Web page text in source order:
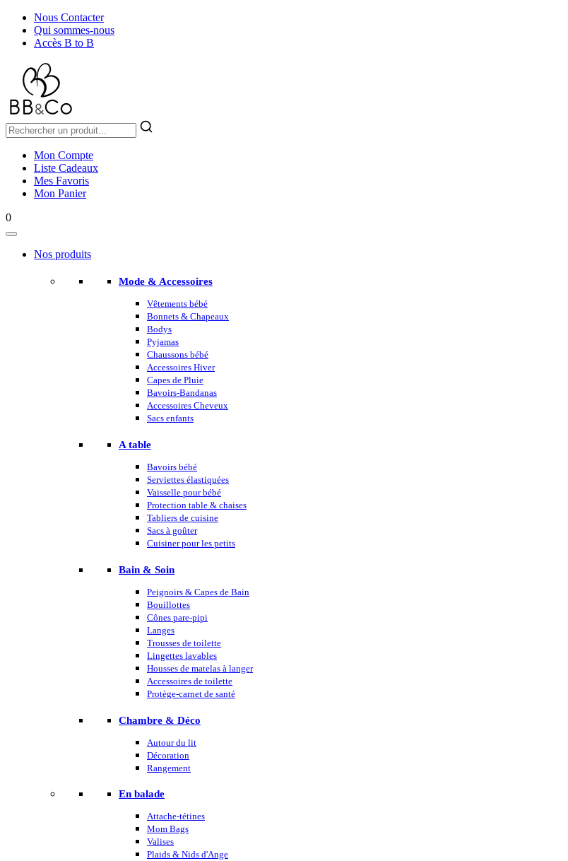
Nous Contacter
Qui sommes-nous
Accès B to B
Mon Compte
Liste Cadeaux
Mes Favoris
Mon Panier
0
Nos produits
Mode & Accessoires
Vêtements bébé
Bonnets & Chapeaux
Bodys
Pyjamas
Chaussons bébé
Accessoires Hiver
Capes de Pluie
Bavoirs-Bandanas
Accessoires Cheveux
Sacs enfants
A table
Bavoirs bébé
Serviettes élastiquées
Vaisselle pour bébé
Protection table & chaises
Tabliers de cuisine
Sacs à goûter
Cuisiner pour les petits
Bain & Soin
Peignoirs & Capes de Bain
Bouillottes
Cônes pare-pipi
Langes
Trousses de toilette
Lingettes lavables
Housses de matelas à langer
Accessoires de toilette
Protège-carnet de santé
Chambre & Déco
Autour du lit
Décoration
Rangement
En balade
Attache-tétines
Mom Bags
Valises
Plaids & Nids d'Ange